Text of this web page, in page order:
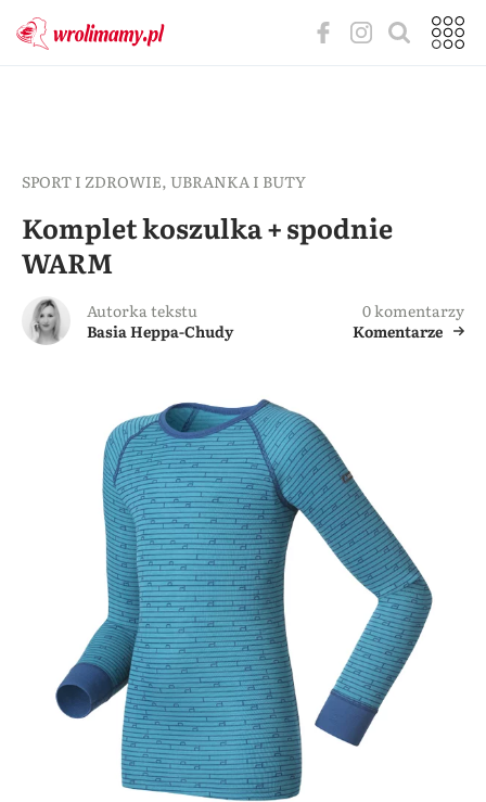
SPORT I ZDROWIE, UBRANKA I BUTY
Komplet koszulka + spodnie
WARM
Autorka tekstu
Basia Heppa-Chudy
0 komentarzy
Komentarze